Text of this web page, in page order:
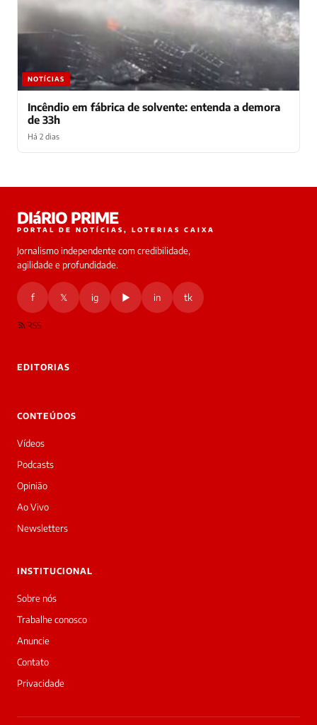
NOTÍCIAS
Incêndio em fábrica de solvente: entenda a demora
de 33h
Há 2 dias
online
Bom
dia!
Sou
a
daqui
do
Prime.
Letícia
Paes
acabou
de
cobrir
matéria
—
galera
DIáRIO PRIME
PORTAL DE NOTÍCIAS, LOTERIAS CAIXA
Jornalismo independente com credibilidade,
agilidade e profundidade.
f 𝕏 ig ▶ in tk
RSS
EDITORIAS
CONTEÚDOS
Vídeos
Podcasts
Opinião
Ao Vivo
Newsletters
INSTITUCIONAL
Sobre nós
Trabalhe conosco
Anuncie
Contato
Privacidade